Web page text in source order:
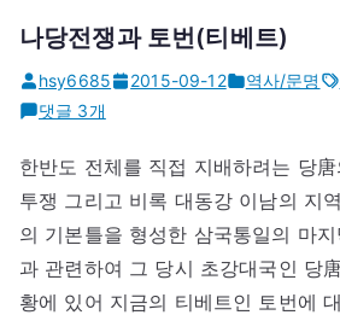
나당전쟁과 토번(티베트)
hsy6685 2015-09-12 역사/문명
나
전
쟁
과
토
번
댓글 3개
한반도 전체를 직접 지배하려는 당
투쟁 그리고 비록 대동강 이남의 지
의 기본틀을 형성한 삼국통일의 마
과 관련하여 그 당시 초강대국인 당
황에 있어 지금의 티베트인 토번에